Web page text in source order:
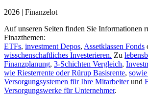
2026 | Finanzelot
Auf unseren Seiten finden Sie Informationen
Finazthemen:
ETFs, investment Depos, Assetklassen Fonds
wisschenschaftliches Investerieren. Zu
Finanzplanung, 3-Schichten Vergleich,
wie Riesterrente oder Rürup Basisrente,
Versorgungsystemen für Ihre Mitarbeiterund
Versorgungswerke für Unternehmer.